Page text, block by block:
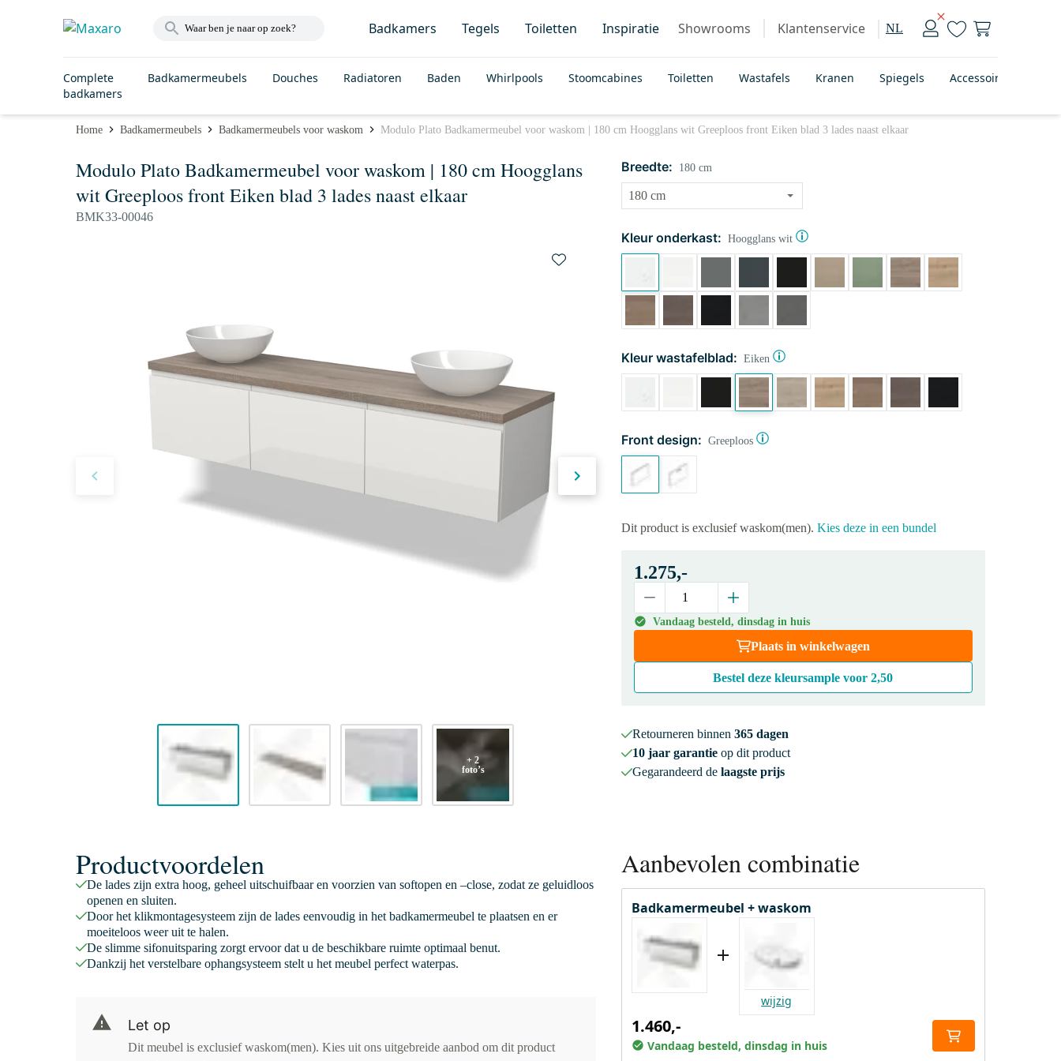
Badkamers Tegels Toiletten Inspiratie Showrooms Klantenservice NL
Complete
badkamers
Badkamermeubels Douches Radiatoren Baden Whirlpools Stoomcabines Toiletten Wastafels Kranen Spiegels Accessoires
Home Badkamermeubels Badkamermeubels voor waskom Modulo Plato Badkamermeubel voor waskom | 180 cm Hoogglans wit Greeploos front Eiken blad 3 lades naast elkaar
Modulo Plato Badkamermeubel voor waskom | 180 cm Hoogglans
wit Greeploos front Eiken blad 3 lades naast elkaar
BMK33-00046
+ 2
foto’s
Dit product is exclusief waskom(men). Kies deze in een bundel
Breedte: 180 cm
Kleur onderkast: Hoogglans wit
Kleur wastafelblad: Eiken
Front design: Greeploos
1.275,-
Vandaag besteld, dinsdag in huis
Plaats in winkelwagen
Bestel deze kleursample voor2,50
Retourneren binnen 365 dagen
10 jaar garantieop dit product
Gegarandeerd de laagste prijs
Productvoordelen
De lades zijn extra hoog, geheel uitschuifbaar en voorzien van softopen en –close, zodat ze geluidloos
openen en sluiten.
Door het klikmontagesysteem zijn de lades eenvoudig in het badkamermeubel te plaatsen en er
moeiteloos weer uit te halen.
De slimme sifonuitsparing zorgt ervoor dat u de beschikbare ruimte optimaal benut.
Dankzij het verstelbare ophangsysteem stelt u het meubel perfect waterpas.
Let op
Dit meubel is exclusief waskom(men). Kies uit ons uitgebreide aanbod om dit product
Aanbevolen combinatie
Badkamermeubel + waskom
wijzig
1.460,-
Vandaag besteld, dinsdag in huis